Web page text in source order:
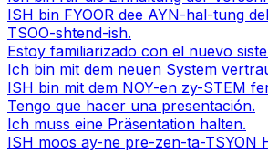
ISH bin FYOOR dee AYN-hal-tung
TSOO-shtend-ish.
Estoy familiarizado con el nuevo
Ich bin mit dem neuen System
ISH bin mit dem NOY-en zy-STEM
Tengo que hacer una presentación.
Ich muss eine Präsentation halten.
ISH moos ay-ne pre-zen-ta-TSYON